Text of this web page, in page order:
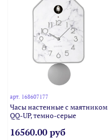
арт. 168607177
Часы настенные с маятником
QQ-UP, темно-серые
16560.00 руб